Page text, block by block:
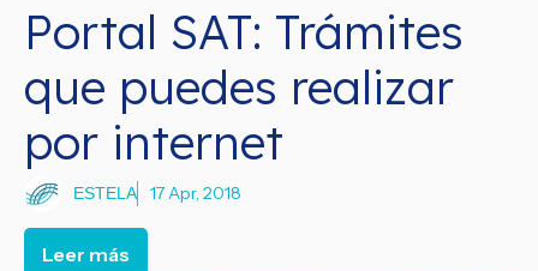
Portal SAT: Trámites
que puedes realizar
por internet
ESTELA 17 Apr, 2018
Leer más